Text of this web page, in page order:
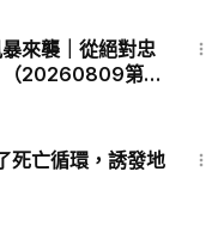
來襲｜從絕對忠
（20260809第
死亡循環，誘發地